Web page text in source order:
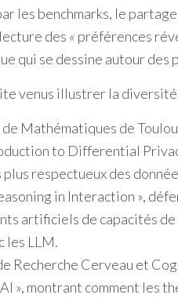
les benchmarks, le
des « préférences
qui se dessine autour des
venus illustrer la
Mathématiques de
to Differential
respectueux des
in Interaction »,
artificiels de capacités
les LLM.
Recherche Cerveau et
», montrant comment les